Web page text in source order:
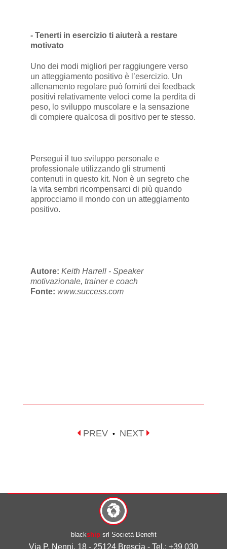
- Tenerti in esercizio ti aiuterà a restare
motivato
Uno dei modi migliori per raggiungere verso
un atteggiamento positivo è l’esercizio. Un
allenamento regolare può fornirti dei feedback
positivi relativamente veloci come la perdita di
peso, lo sviluppo muscolare e la sensazione
di compiere qualcosa di positivo per te stesso.
Persegui il tuo sviluppo personale e
professionale utilizzando gli strumenti
contenuti in questo kit. Non è un segreto che
la vita sembri ricompensarci di più quando
approcciamo il mondo con un atteggiamento
positivo.
Autore: Keith Harrell - Speaker
motivazionale, trainer e coach
Fonte: www.success.com
PREV • NEXT
blackshipsrl Società Benefit
Via P. Nenni, 18 - 25124 Brescia - Tel.: +39 030